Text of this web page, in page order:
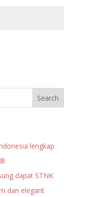
Search
lengkap
dapat STNK
dan elegant